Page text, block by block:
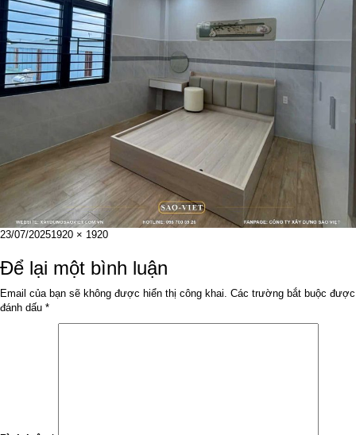
Đăng
ngày
23/07/2025Kích
đầy
đủ
1920 × 1920
Để lại một bình luận
Email của bạn sẽ không được hiển thị công khai. Các trường bắt buộc được
đánh dấu *